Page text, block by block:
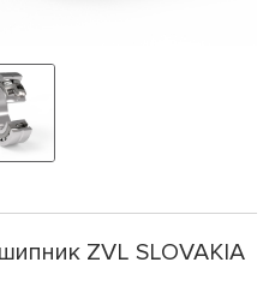
ZVL SLOVAKIA